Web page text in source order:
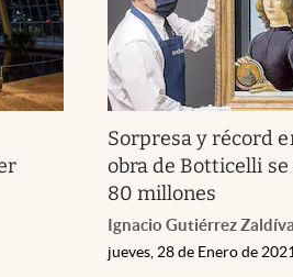
Sorpresa y récord
obra de Botticelli
80 millones
Ignacio Gutiérrez
jueves, 28 de Enero de 2021